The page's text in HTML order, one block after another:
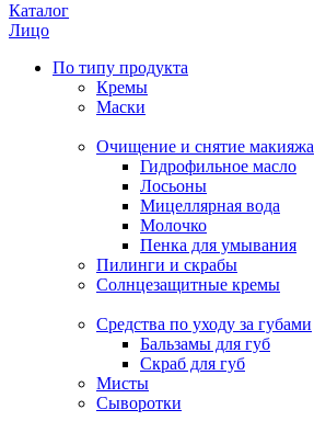
Каталог
Лицо
По типу продукта
Кремы
Маски
Очищение и снятие макияжа
Гидрофильное масло
Лосьоны
Мицеллярная вода
Молочко
Пенка для умывания
Пилинги и скрабы
Солнцезащитные кремы
Средства по уходу за губами
Бальзамы для губ
Скраб для губ
Мисты
Сыворотки